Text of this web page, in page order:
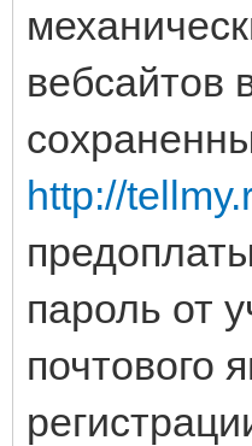
вебсайтов
http://
пароль от
почтового